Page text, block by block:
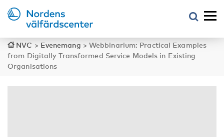
NVC > Evenemang > Webbinarium: Practical Examples
from Digitally Transformed Service Models in Existing
Organisations